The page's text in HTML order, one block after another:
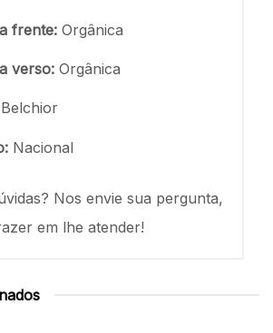
frente: Orgânica
verso: Orgânica
Belchior
Nacional
Nos envie sua pergunta,
em lhe atender!